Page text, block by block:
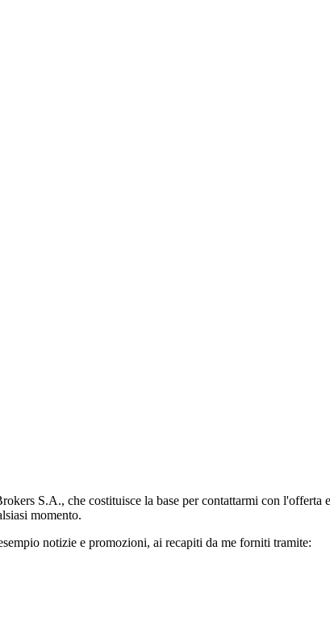
S.A., che costituisce la base per contattarmi con l'offerta
momento.
notizie e promozioni, ai recapiti da me forniti tramite: